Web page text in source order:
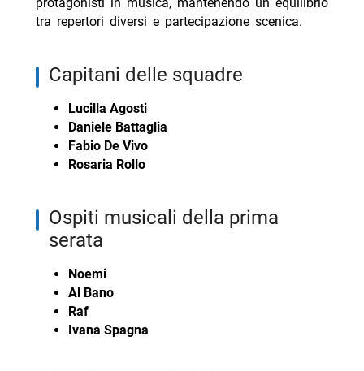
tra repertori diversi e partecipazione scenica.
capitani delle squadre
Lucilla Agosti
Daniele Battaglia
Fabio De Vivo
Rosaria Rollo
ospiti musicali della prima
serata
Noemi
Al Bano
Raf
Ivana Spagna